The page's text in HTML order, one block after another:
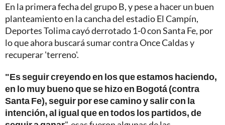
En la primera fecha del grupo B, y pese a hacer un buen
planteamiento en la cancha del estadio El Campín,
Deportes Tolima cayó derrotado 1-0 con Santa Fe, por
lo que ahora buscará sumar contra Once Caldas y
recuperar 'terreno'.
"Es seguir creyendo en los que estamos haciendo,
en lo muy bueno que se hizo en Bogotá (contra
Santa Fe), seguir por ese camino y salir con la
intención, al igual que en todos los partidos, de